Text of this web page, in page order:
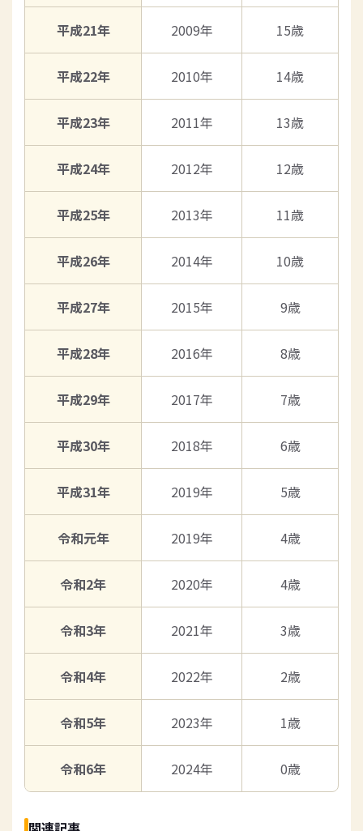
平成21年 2009年 15歳
平成22年 2010年 14歳
平成23年 2011年 13歳
平成24年 2012年 12歳
平成25年 2013年 11歳
平成26年 2014年 10歳
平成27年 2015年 9歳
平成28年 2016年 8歳
平成29年 2017年 7歳
平成30年 2018年 6歳
平成31年 2019年 5歳
令和元年 2019年 4歳
令和2年 2020年 4歳
令和3年 2021年 3歳
令和4年 2022年 2歳
令和5年 2023年 1歳
令和6年 2024年 0歳